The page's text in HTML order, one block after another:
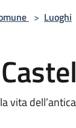
> Luoghi
vita